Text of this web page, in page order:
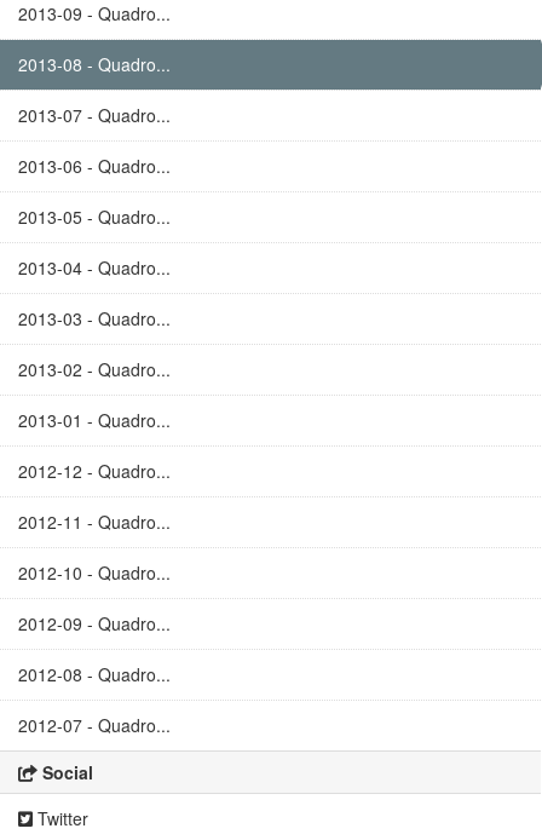
2013-09 - Quadro...
2013-08 - Quadro...
2013-07 - Quadro...
2013-06 - Quadro...
2013-05 - Quadro...
2013-04 - Quadro...
2013-03 - Quadro...
2013-02 - Quadro...
2013-01 - Quadro...
2012-12 - Quadro...
2012-11 - Quadro...
2012-10 - Quadro...
2012-09 - Quadro...
2012-08 - Quadro...
2012-07 - Quadro...
Social
Twitter